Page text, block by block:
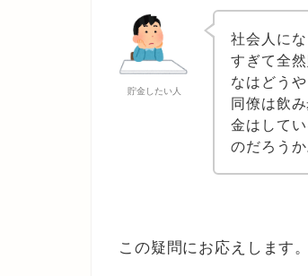
貯金したい人
社会人に
すぎて全
なはどう
同僚は飲
金はして
のだろうか
この疑問にお応えします。